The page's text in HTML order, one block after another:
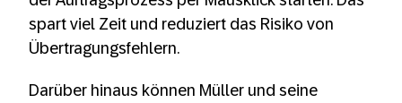
spart viel Zeit und reduziert das Risiko von
Übertragungsfehlern.
Darüber hinaus können Müller und seine